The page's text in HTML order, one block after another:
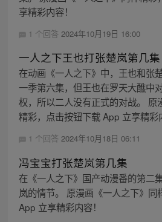
享精彩内容！
1 个回答 2024年10月19日 16:00
一人之下王也打张楚岚第几集
在动画《一人之下》中，王也和张
一季第六集，但王也在罗天大醮中
权，所以二人没有正式的对战。 原
精彩，点击按钮下载 App 立享精彩
1 个回答 2024年10月18日 06:11
冯宝宝打张楚岚第几集
在《一人之下》国产动漫番的第二
岚的情节。 原漫画《一人之下》同
App 立享精彩内容！